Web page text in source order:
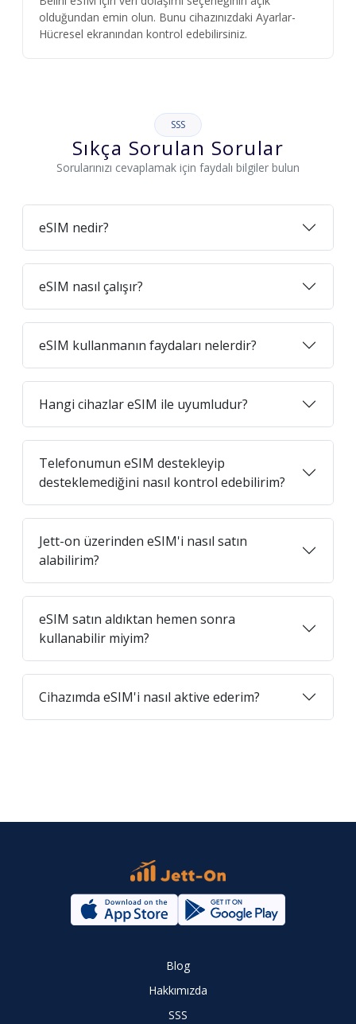
olduğundan emin olun. Bunu cihazınızdaki Ayarlar-
Hücresel ekranından kontrol edebilirsiniz.
SSS
Sıkça Sorulan Sorular
Sorularınızı cevaplamak için faydalı bilgiler bulun
eSIM nedir?
eSIM nasıl çalışır?
eSIM kullanmanın faydaları nelerdir?
Hangi cihazlar eSIM ile uyumludur?
Telefonumun eSIM destekleyip
desteklemediğini nasıl kontrol edebilirim?
Jett-on üzerinden eSIM'i nasıl satın
alabilirim?
eSIM satın aldıktan hemen sonra
kullanabilir miyim?
Cihazımda eSIM'i nasıl aktive ederim?
Blog
Hakkımızda
SSS